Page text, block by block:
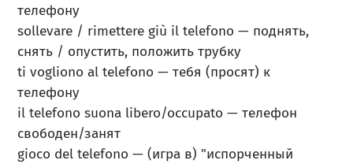
телефону
sollevare / rimettere giù il telefono — поднять,
снять / опустить, положить трубку
ti vogliono al telefono — тебя (просят) к
телефону
il telefono suona libero/occupato — телефон
свободен/занят
gioco del telefono — (игра в) "испорченный